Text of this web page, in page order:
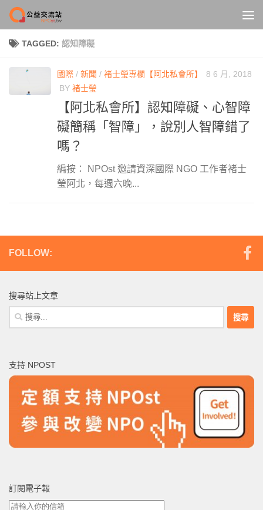
Skip to content
TAGGED: 認知障礙
國際 / 新聞 / 褚士瑩專欄【阿北私會所】
8 6 月, 2018
BY 褚士瑩
【阿北私會所】認知障礙、心智障
礙簡稱「智障」，說別人智障錯了
嗎？
編按： NPOst 邀請資深國際 NGO 工作者褚士
瑩阿北，每週六晚...
FOLLOW:
搜尋站上文章
搜
尋
字:
支持 NPOST
訂閱電子報